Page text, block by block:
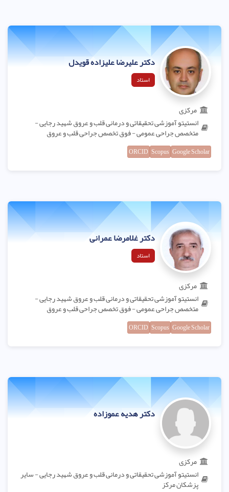
دکتر علیرضا علیزاده قویدل
استاد
مرکزی
انستیتو آموزشی تحقیقاتی و درمانی قلب و عروق شهید رجایی -
متخصص جراحی عمومی - فوق تخصص جراحی قلب و عروق
Google Scholar
Scopus
ORCID
دکتر غلامرضا عمرانی
استاد
مرکزی
انستیتو آموزشی تحقیقاتی و درمانی قلب و عروق شهید رجایی -
متخصص جراحی عمومی - فوق تخصص جراحی قلب و عروق
Google Scholar
Scopus
ORCID
دکتر هدیه عموزاده
مرکزی
انستیتو آموزشی تحقیقاتی و درمانی قلب و عروق شهید رجایی - سایر
پزشکان مرکز